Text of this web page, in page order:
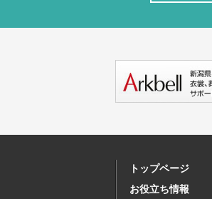
トップページ
お役立ち情報